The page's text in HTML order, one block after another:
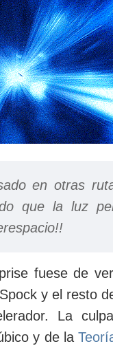
en otras
que la luz
fuese de
y el resto
La
y de la